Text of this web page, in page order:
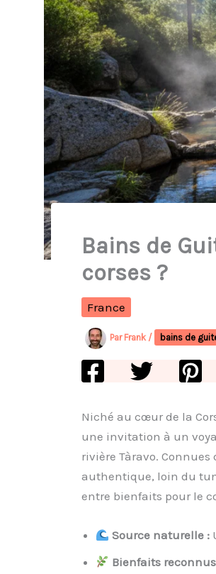
Bains de
corses ?
France
Par Frank / bains de
Niché au cœur de la
une invitation à un
rivière Tàravo.
authentique, loin du
entre bienfaits pour le
Source naturelle :
Bienfaits